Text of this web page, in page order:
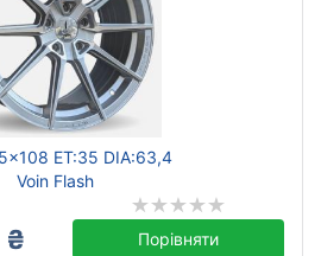
ET:35 DIA:63,4
Voin Flash
₴ Порівняти